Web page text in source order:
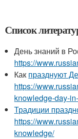
Список
День знаний в
https://
Как празднуют
https://
knowledge-day-
Традиции
https://
knowledge/